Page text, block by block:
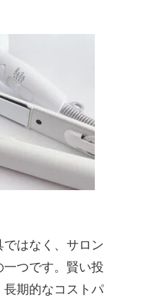
はなく、サロン
つです。賢い投
期的なコストパ